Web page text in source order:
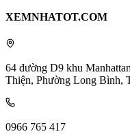
XEMNHATOT.COM
64 đường D9 khu
Thiện, Phường Long Bình,
0966 765 417